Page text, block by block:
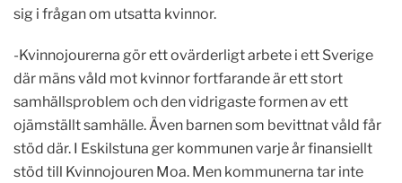
sig i frågan om utsatta kvinnor.
-Kvinnojourerna gör ett ovärderligt arbete i ett Sverige
där mäns våld mot kvinnor fortfarande är ett stort
samhällsproblem och den vidrigaste formen av ett
ojämställt samhälle. Även barnen som bevittnat våld får
stöd där. I Eskilstuna ger kommunen varje år finansiellt
stöd till Kvinnojouren Moa. Men kommunerna tar inte